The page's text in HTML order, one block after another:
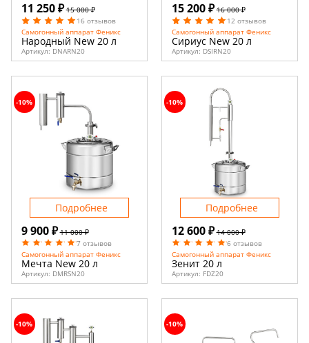
11 250 ₽ 15 000 ₽
16 отзывов
Самогонный аппарат Феникс
Народный New 20 л
Артикул: DNARN20
15 200 ₽ 16 000 ₽
12 отзывов
Самогонный аппарат Феникс
Сириус New 20 л
Артикул: DSIRN20
9 900 ₽ 11 000 ₽
7 отзывов
Самогонный аппарат Феникс
Мечта New 20 л
Артикул: DMRSN20
-10%
Подробнее
12 600 ₽ 14 000 ₽
6 отзывов
Самогонный аппарат Феникс
Зенит 20 л
Артикул: FDZ20
-10%
Подробнее
-10% -10%